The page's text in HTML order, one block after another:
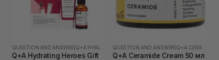
QUESTION AND ANSWER
Q+A Hydrating Heroes Gift
QUESTION AND ANSWER
Q+A Ceramide Cream 50 мл